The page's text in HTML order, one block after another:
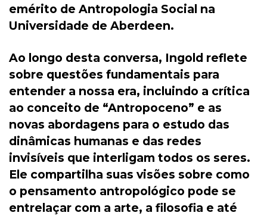
emérito de Antropologia Social na
Universidade de Aberdeen.
Ao longo desta conversa, Ingold reflete
sobre questões fundamentais para
entender a nossa era, incluindo a crítica
ao conceito de “Antropoceno” e as
novas abordagens para o estudo das
dinâmicas humanas e das redes
invisíveis que interligam todos os seres.
Ele compartilha suas visões sobre como
o pensamento antropológico pode se
entrelaçar com a arte, a filosofia e até